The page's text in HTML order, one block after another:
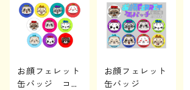
お顔フェレット
缶バッジ コン
お顔フェレット
缶バッジ